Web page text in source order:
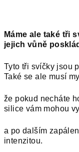
Máme ale také tři
jejich vůně
Tyto tři svíčky jsou
Také se ale musí
že pokud necháte
silice vám mohou
a po dalším
intenzitou.